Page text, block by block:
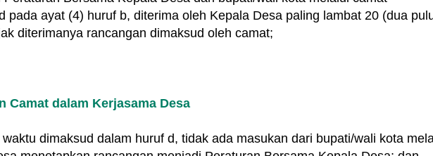
pada ayat (4) huruf b, diterima oleh Kepala Desa paling lambat 20 (dua
diterimanya rancangan dimaksud oleh camat;
Camat dalam Kerjasama Desa
dimaksud dalam huruf d, tidak ada masukan dari bupati/wali kota